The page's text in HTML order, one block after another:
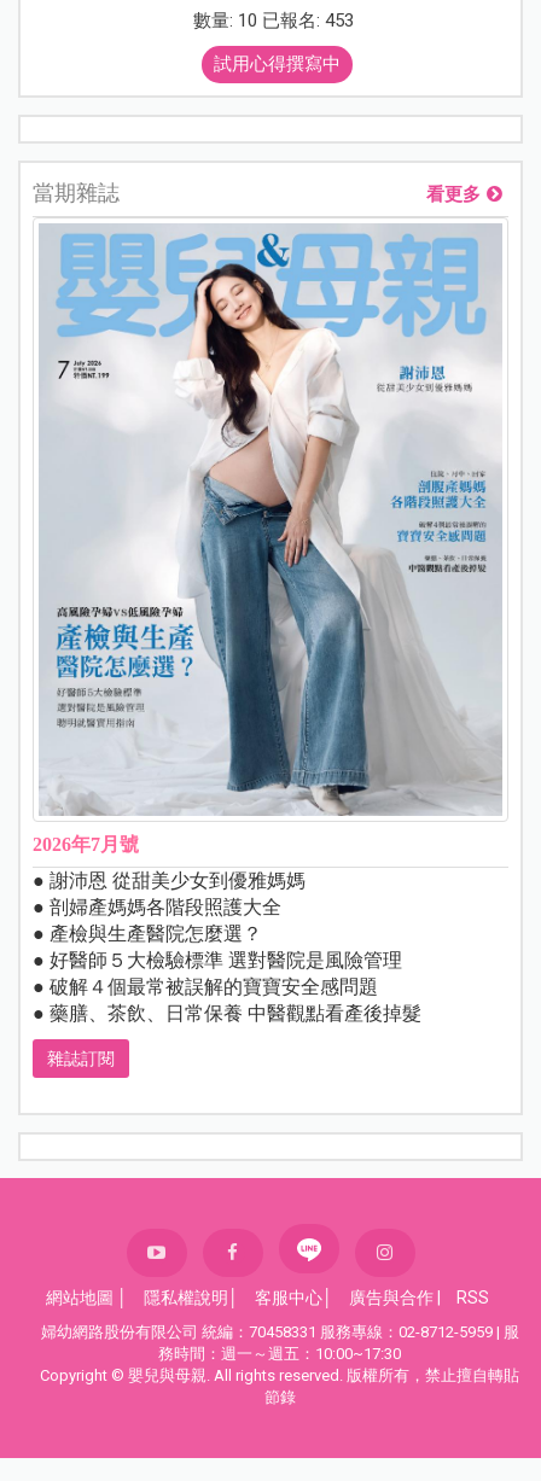
數量: 10 已報名: 453
試用心得撰寫中
當期雜誌 看更多
2026年7月號
● 謝沛恩 從甜美少女到優雅媽媽
● 剖婦產媽媽各階段照護大全
● 產檢與生產醫院怎麼選？
● 好醫師５大檢驗標準 選對醫院是風險管理
● 破解４個最常被誤解的寶寶安全感問題
● 藥膳、茶飲、日常保養 中醫觀點看產後掉髮
雜誌訂閱
網站地圖 隱私權說明 客服中心 廣告與合作 RSS
婦幼網路股份有限公司 統編：70458331 服務專線：02-8712-5959 | 服
務時間：週一～週五：10:00~17:30
Copyright © 嬰兒與母親. All rights reserved. 版權所有，禁止擅自轉貼
節錄